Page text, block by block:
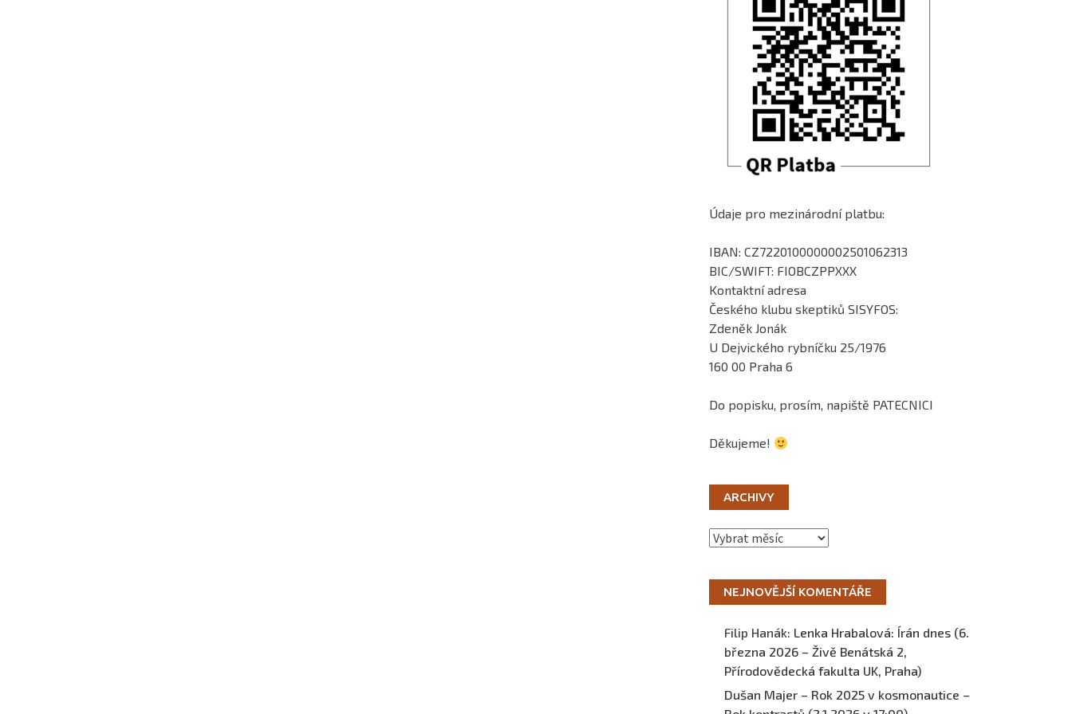
Údaje pro mezinárodní platbu:
IBAN: CZ7220100000002501062313
BIC/SWIFT: FIOBCZPPXXX
Kontaktní adresa
Českého klubu skeptiků SISYFOS:
Zdeněk Jonák
U Dejvického rybníčku 25/1976
160 00 Praha 6
Do popisku, prosím, napiště PATECNICI
Děkujeme!
ARCHIVY
Archivy
NEJNOVĚJŠÍ KOMENTÁŘE
Filip Hanák: Lenka Hrabalová: Írán dnes (6.
března 2026 – Živě Benátská 2,
Přírodovědecká fakulta UK, Praha)
Dušan Majer – Rok 2025 v kosmonautice –